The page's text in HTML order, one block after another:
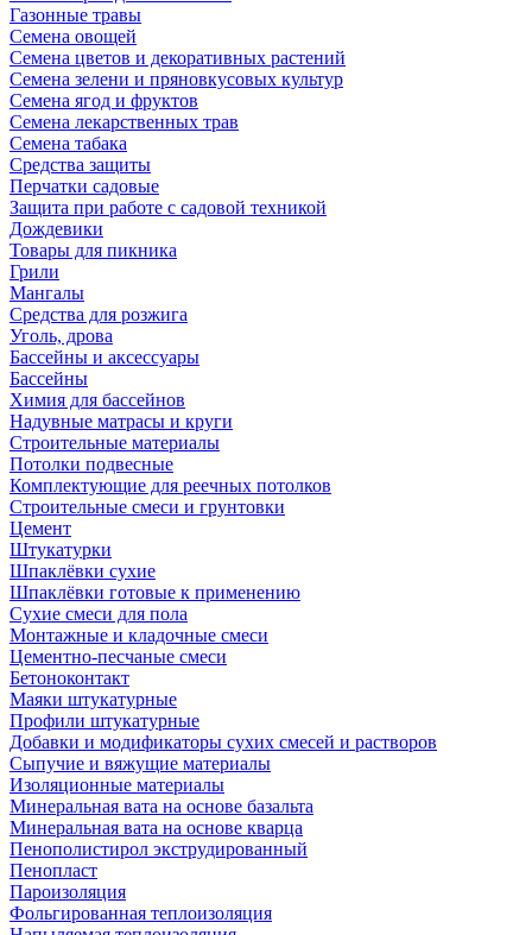
Газонные травы
Семена овощей
Семена цветов и декоративных растений
Семена зелени и пряновкусовых культур
Семена ягод и фруктов
Семена лекарственных трав
Семена табака
Средства защиты
Перчатки садовые
Защита при работе с садовой техникой
Дождевики
Товары для пикника
Грили
Мангалы
Средства для розжига
Уголь, дрова
Бассейны и аксессуары
Бассейны
Химия для бассейнов
Надувные матрасы и круги
Строительные материалы
Потолки подвесные
Комплектующие для реечных потолков
Строительные смеси и грунтовки
Цемент
Штукатурки
Шпаклёвки сухие
Шпаклёвки готовые к применению
Сухие смеси для пола
Монтажные и кладочные смеси
Цементно-песчаные смеси
Бетоноконтакт
Маяки штукатурные
Профили штукатурные
Добавки и модификаторы сухих смесей и растворов
Сыпучие и вяжущие материалы
Изоляционные материалы
Минеральная вата на основе базальта
Минеральная вата на основе кварца
Пенополистирол экструдированный
Пенопласт
Пароизоляция
Фольгированная теплоизоляция